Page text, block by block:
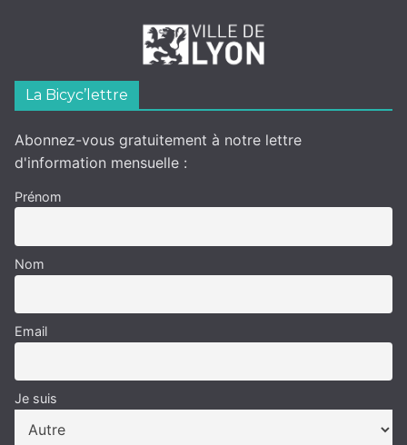
La Bicyc’lettre
Abonnez-vous gratuitement à notre lettre
d'information mensuelle :
Prénom
Nom
Email
Je suis